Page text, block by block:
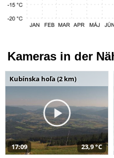
Kameras in der
Kubínska hoľa (2 km)
17:09 23,9 °C